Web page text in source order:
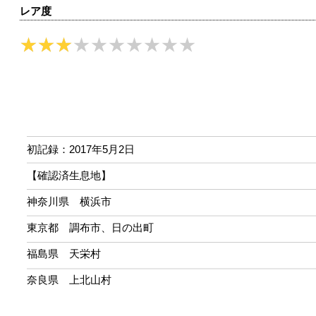
レア度
初記録：2017年5月2日
【確認済生息地】
神奈川県 横浜市
東京都 調布市、日の出町
福島県 天栄村
奈良県 上北山村